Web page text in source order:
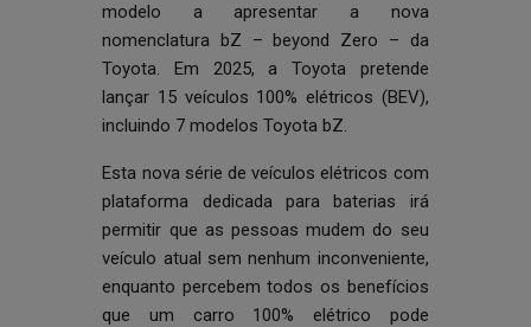
modelo a apresentar a nova
nomenclatura bZ – beyond Zero – da
Toyota. Em 2025, a Toyota pretende
lançar 15 veículos 100% elétricos (BEV),
incluindo 7 modelos Toyota bZ.
Esta nova série de veículos elétricos com
plataforma dedicada para baterias irá
permitir que as pessoas mudem do seu
veículo atual sem nenhum inconveniente,
enquanto percebem todos os benefícios
que um carro 100% elétrico pode